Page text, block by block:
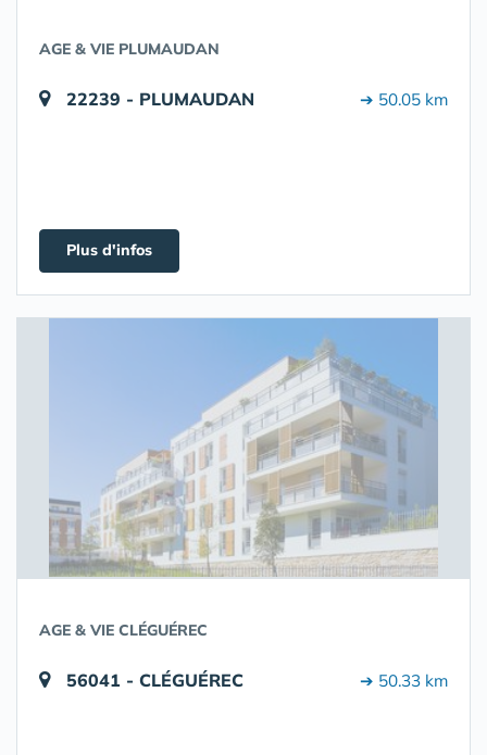
AGE & VIE PLUMAUDAN
22239 - PLUMAUDAN ➔ 50.05 km
Plus d'infos
AGE & VIE CLÉGUÉREC
56041 - CLÉGUÉREC ➔ 50.33 km